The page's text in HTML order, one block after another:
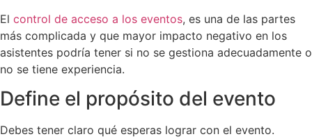
El control de acceso a los eventos, es una de las partes
más complicada y que mayor impacto negativo en los
asistentes podría tener si no se gestiona adecuadamente o
no se tiene experiencia.
Define el propósito del evento
Debes tener claro qué esperas lograr con el evento.